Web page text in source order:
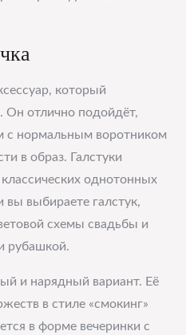
который
отлично подойдёт,
с нормальным воротником
в образ. Галстуки
однотонных
вы выбираете галстук,
схемы свадьбы и
рубашкой.
и нарядный вариант. Её
в стиле «смокинг»
в форме вечеринки с